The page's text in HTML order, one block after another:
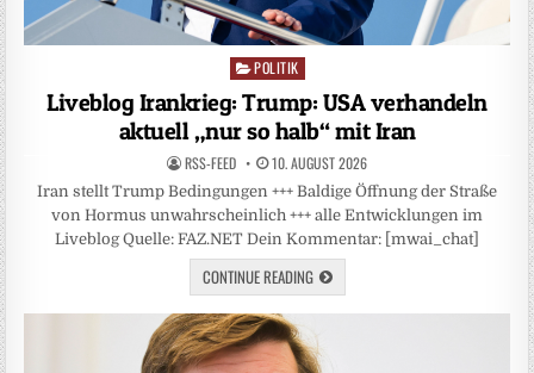
Posted
in
POLITIK
Liveblog Irankrieg: Trump: USA verhandeln
aktuell „nur so halb“ mit Iran
RSS-FEED 10. AUGUST 2026
Iran stellt Trump Bedingungen +++ Baldige Öffnung der Straße
von Hormus unwahrscheinlich +++ alle Entwicklungen im
Liveblog Quelle: FAZ.NET Dein Kommentar: [mwai_chat]
CONTINUE READING